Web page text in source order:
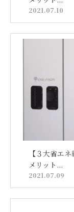
2021.07.10
【３大省エ
メリット...
2021.07.09